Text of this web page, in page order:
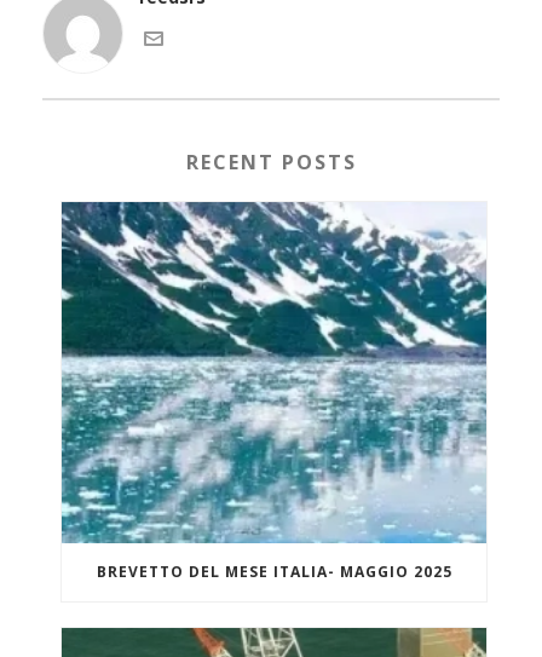
RECENT POSTS
BREVETTO DEL MESE ITALIA- MAGGIO 2025